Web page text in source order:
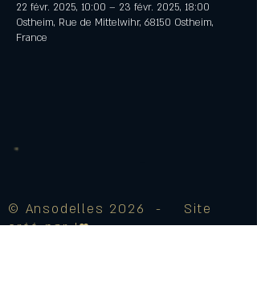
22 févr. 2025, 10:00 – 23 févr. 2025, 18:00
Ostheim, Rue de Mittelwihr, 68150 Ostheim,
France
© Ansodelles 2026 - Site
créé par J♥